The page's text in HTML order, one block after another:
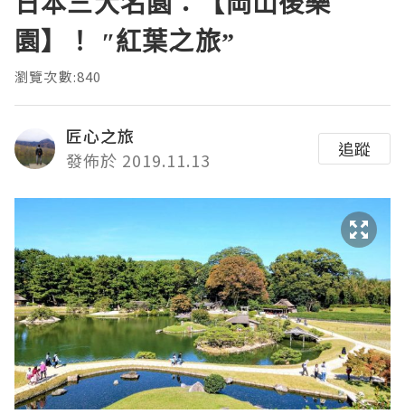
園】！ ″紅葉之旅”
瀏覽次數:840
匠心之旅
發佈於 2019.11.13
追蹤